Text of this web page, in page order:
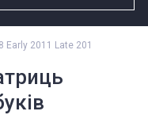
Early 2011 Late 2011